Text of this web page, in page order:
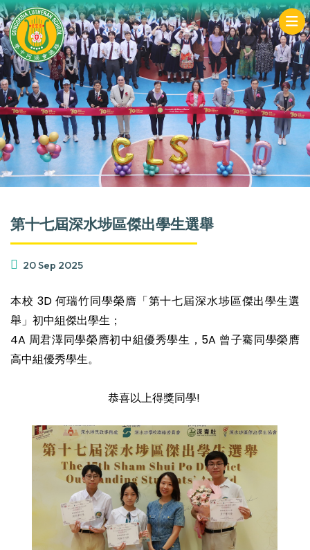
第十七屆深水埗區傑出學生選舉
20 Sep 2025
本校 3D 何瑞竹同學榮膺「第十七屆深水埗區傑出學生選
舉」初中組傑出學生；
4A 周君澤同學榮膺初中組優秀學生，5A 曾子騫同學榮膺
高中組優秀學生。
恭喜以上得獎同學!